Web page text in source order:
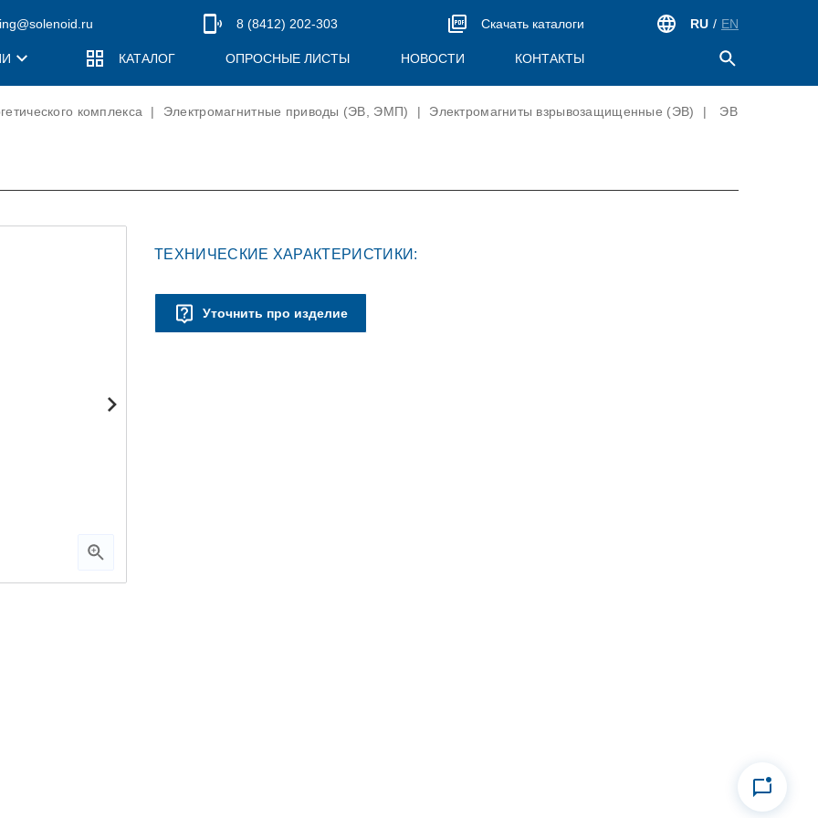
8 (8412) 202-303 Скачать каталоги
ПОЛИТИКА КОНФИДЕНЦИАЛЬНОСТИ
КАТАЛОГ
ПРОДУКЦИЯ ДЛЯ ЖЕЛЕЗНОДОРОЖНОГО
ПРОДУКЦИЯ ДЛЯ АТОМНОЙ
ОПРОСНЫЕ ЛИСТЫ НОВОСТИ КОНТАКТЫ
RU / EN
комплекса | Электромагнитные приводы (ЭВ, ЭМП) | Электромагниты взрывозащищенные (ЭВ) |
ЭВ
ТЕХНИЧЕСКИЕ ХАРАКТЕРИСТИКИ:
Уточнить про изделие